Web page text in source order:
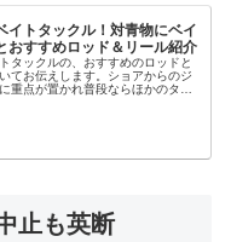
イトタックル！対青物にベイ
おすすめロッド＆リール紹介
タックルの、おすすめのロッドと
てお伝えします。ショアからのジ
重点が置かれ普段ならほかのタッ
止も英断